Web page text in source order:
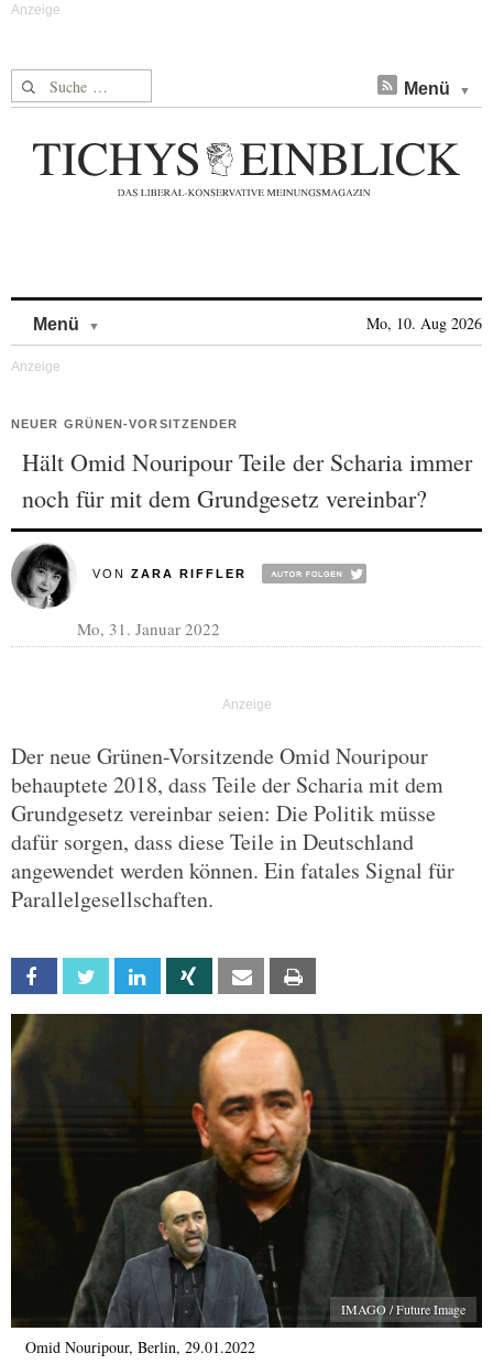
Suche nach: Menü
Menü Mo, 10. Aug 2026
NEUER GRÜNEN-VORSITZENDER
Hält Omid Nouripour Teile der Scharia immer
noch für mit dem Grundgesetz vereinbar?
VON ZARA RIFFLER
Mo, 31. Januar 2022
Der neue Grünen-Vorsitzende Omid Nouripour
behauptete 2018, dass Teile der Scharia mit dem
Grundgesetz vereinbar seien: Die Politik müsse
dafür sorgen, dass diese Teile in Deutschland
angewendet werden können. Ein fatales Signal für
Parallelgesellschaften.
Facebook Twitter Linkedin Xing Email
IMAGO / Future Image
Omid Nouripour, Berlin, 29.01.2022